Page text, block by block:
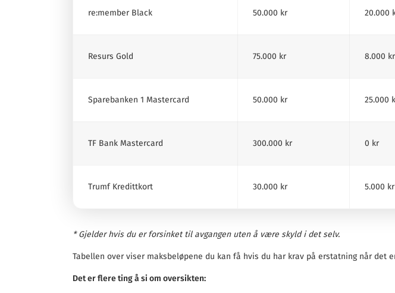
re:member Black 50.000 kr 20.000
Resurs Gold 75.000 kr 8.000 kr
Sparebanken 1 Mastercard 50.000 kr 25.000
TF Bank Mastercard 300.000 kr 0 kr
Trumf Kredittkort 30.000 kr 5.000 kr
* Gjelder hvis du er forsinket til avgangen uten å være skyld i det selv.
Tabellen over viser maksbeløpene du kan få hvis du har krav på erstatning når det
Det er flere ting å si om oversikten: